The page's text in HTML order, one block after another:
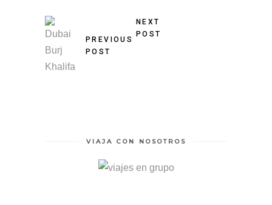
PREVIOUS
POST
NEXT
POST
VIAJA CON NOSOTROS